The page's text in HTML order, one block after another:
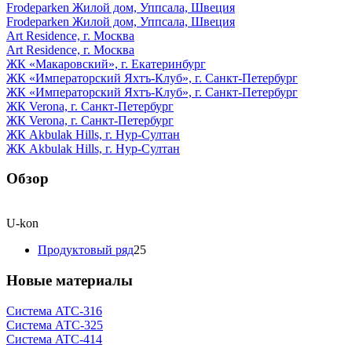
Frodeparken Жилой дом, Уппсала, Швеция
Frodeparken Жилой дом, Уппсала, Швеция
Art Residence, г. Москва
Art Residence, г. Москва
ЖК «Макаровский», г. Екатеринбург
ЖК «Императорский Яхтъ-Клуб», г. Санкт-Петербург
ЖК «Императорский Яхтъ-Клуб», г. Санкт-Петербург
ЖК Verona, г. Санкт-Петербург
ЖК Verona, г. Санкт-Петербург
ЖК Akbulak Hills, г. Нур-Султан
ЖК Akbulak Hills, г. Нур-Султан
Обзор
U-kon
Продуктовый ряд25
Новые материалы
Система ATС-316
Система АТС-325
Система ATС-414